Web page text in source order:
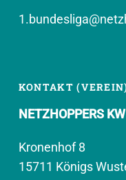
KONTAKT
NETZHOPPERS
Kronenhof 8
15711 Königs